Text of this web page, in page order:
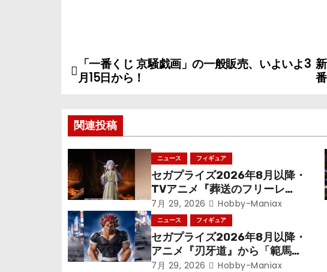
投
ナ
ビ
ゲ
ー
シ
ョ
「一番くじ 京騒戯画」の一般販売、いよいよ3
月15日から！
関連投稿
ニュース フィギュア
セガプライズ2026年8月以降・
TVアニメ『葬送のフリーレ
ン』鉱山で300年働くことにな
っっちゃった「フリーレン」を
立体化！
7月 29, 2026 Hobby-Maniax
ニュース フィギュア
セガプライズ2026年8月以降・
アニメ『刃牙道』から「範馬勇
次郎」が登場ッッ!!
7月 29, 2026 Hobby-Maniax